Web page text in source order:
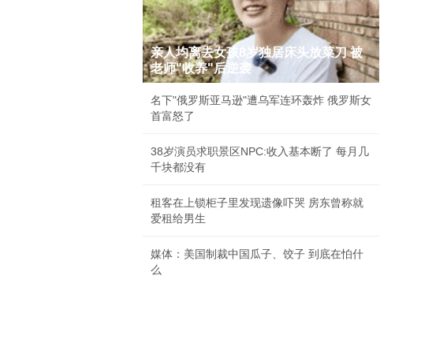
亲人均离去女孩8岁独居床头放菜刀 被
老师"收养"后逆袭
名下"俄罗斯亚马逊"遭乌军连环轰炸 俄罗斯女
首富怒了
38岁演员求职景区NPC:收入基本断了 每月几
千块都没有
租客在上锁柜子里发现遗像吓哭 房东曾称就
爱租给男生
媒体：美国制裁中国瓜子、饺子 到底在怕什
么